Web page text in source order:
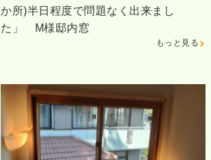
か所)半日程度で問題なく出来まし
た」 M様邸内窓
もっと見る